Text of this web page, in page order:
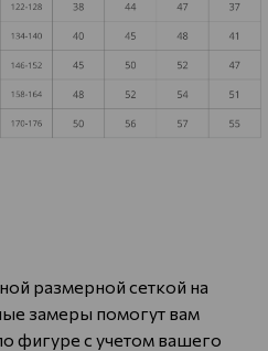
размерной сеткой на
замеры помогут вам
фигуре с учетом вашего